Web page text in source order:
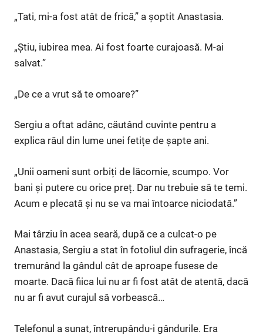
„Tati, mi-a fost atât de frică,” a șoptit Anastasia.
„Știu, iubirea mea. Ai fost foarte curajoasă. M-ai
salvat.”
„De ce a vrut să te omoare?”
Sergiu a oftat adânc, căutând cuvinte pentru a
explica răul din lume unei fetițe de șapte ani.
„Unii oameni sunt orbiți de lăcomie, scumpo. Vor
bani și putere cu orice preț. Dar nu trebuie să te temi.
Acum e plecată și nu se va mai întoarce niciodată.”
Mai târziu în acea seară, după ce a culcat-o pe
Anastasia, Sergiu a stat în fotoliul din sufragerie, încă
tremurând la gândul cât de aproape fusese de
moarte. Dacă fiica lui nu ar fi fost atât de atentă, dacă
nu ar fi avut curajul să vorbească…
Telefonul a sunat, întrerupându-i gândurile. Era